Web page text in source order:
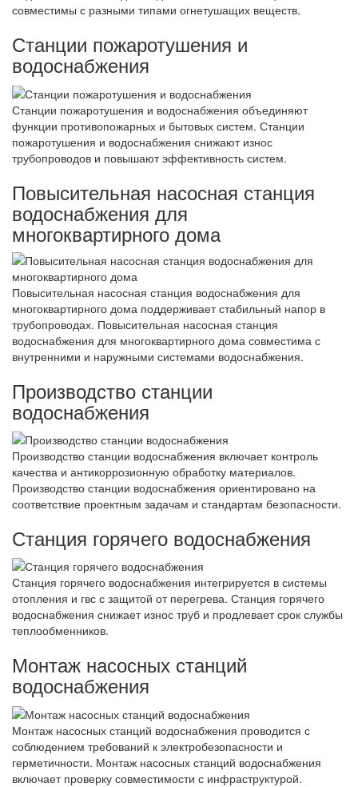
совместимы с разными типами огнетушащих веществ.
Станции пожаротушения и
водоснабжения
Станции пожаротушения и водоснабжения объединяют
функции противопожарных и бытовых систем. Станции
пожаротушения и водоснабжения снижают износ
трубопроводов и повышают эффективность систем.
Повысительная насосная станция
водоснабжения для
многоквартирного дома
Повысительная насосная станция водоснабжения для
многоквартирного дома поддерживает стабильный напор в
трубопроводах. Повысительная насосная станция
водоснабжения для многоквартирного дома совместима с
внутренними и наружными системами водоснабжения.
Производство станции
водоснабжения
Производство станции водоснабжения включает контроль
качества и антикоррозионную обработку материалов.
Производство станции водоснабжения ориентировано на
соответствие проектным задачам и стандартам безопасности.
Станция горячего водоснабжения
Станция горячего водоснабжения интегрируется в системы
отопления и гвс с защитой от перегрева. Станция горячего
водоснабжения снижает износ труб и продлевает срок службы
теплообменников.
Монтаж насосных станций
водоснабжения
Монтаж насосных станций водоснабжения проводится с
соблюдением требований к электробезопасности и
герметичности. Монтаж насосных станций водоснабжения
включает проверку совместимости с инфраструктурой.